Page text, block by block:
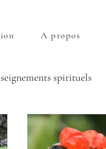
A propos
spirituels